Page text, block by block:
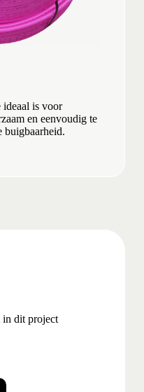
is voor
en eenvoudig te
buigbaarheid.
in dit project